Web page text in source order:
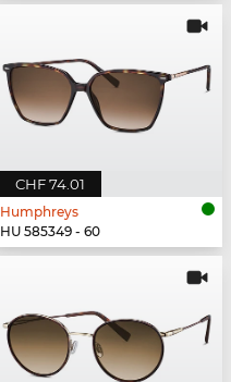
CHF 74.01
Humphreys
HU 585349 - 60